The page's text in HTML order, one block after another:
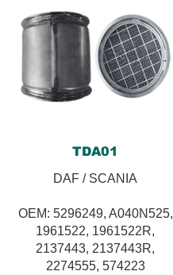
TDA01
DAF / SCANIA
OEM: 5296249, A040N525,
1961522, 1961522R,
2137443, 2137443R,
2274555, 574223